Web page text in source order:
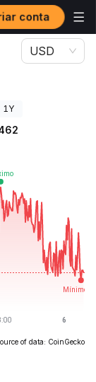
conta
GINZA
USD
1Y
of data: CoinGecko